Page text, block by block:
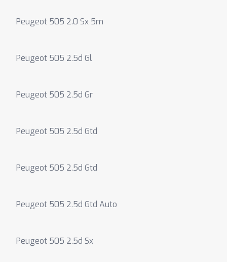
Peugeot 505 2.0 Sx 5m
Peugeot 505 2.5d Gl
Peugeot 505 2.5d Gr
Peugeot 505 2.5d Gtd
Peugeot 505 2.5d Gtd
Peugeot 505 2.5d Gtd Auto
Peugeot 505 2.5d Sx